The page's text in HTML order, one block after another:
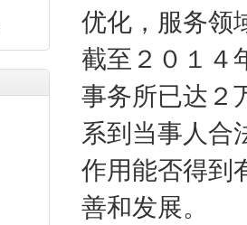
优化，服务领
截至２０１４
事务所已达２
系到当事人合
作用能否得到
善和发展。